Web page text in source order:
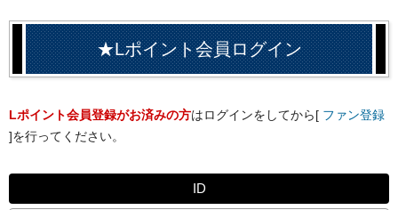
★Lポイント会員ログイン
Lポイント会員登録がお済みの方はログインをしてから[ ファン登録
]を行ってください。
ID